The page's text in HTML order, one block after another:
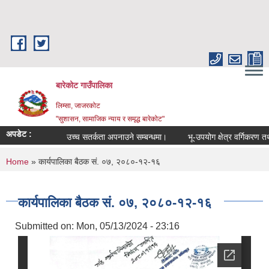
बारेकोट गाउँपालिका
लिम्सा, जाजरकोट
"सुशासन, सामाजिक न्याय र समृद्ध बारेकोट"
अपडेट : उच्च सतर्कता अपनाउने सम्बन्धमा। भू-उपयोग क्षेत्र वर्गिकरण तथा
You are here
Home » कार्यपालिका बैठक सं. ०७, २०८०-१२-१६
कार्यपालिका बैठक सं. ०७, २०८०-१२-१६
Submitted on: Mon, 05/13/2024 - 23:16